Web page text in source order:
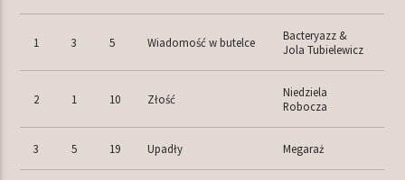
Radio Orbit
1 3 5 Wiadomość w butelce
Bacteryazz &
Jola Tubielewicz
2 1 10 Złość
Niedziela
Robocza
3 5 19 Upadły Megaraż